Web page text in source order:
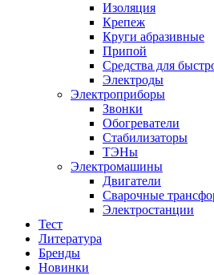
Изоляция
Крепеж
Круги абразивные
Припой
Средства для
Электроды
Электроприборы
Звонки
Обогреватели
Стабилизаторы
ТЭНы
Электромашины
Двигатели
Сварочные
Электростанции
Тест
Литература
Бренды
Новинки